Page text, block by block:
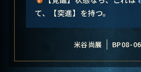
て、【突進】を持つ。
米谷尚展 BP08-